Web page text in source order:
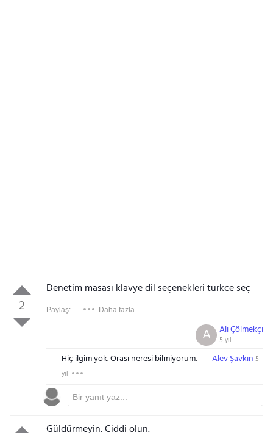
2
Denetim masası klavye dil seçenekleri turkce seç
Paylaş: Daha fazla
Ali Çölmekçi
5 yıl
A
Hiç ilgim yok. Orası neresi bilmiyorum. Alev Şavkın 5
yıl
Güldürmeyin. Ciddi olun.